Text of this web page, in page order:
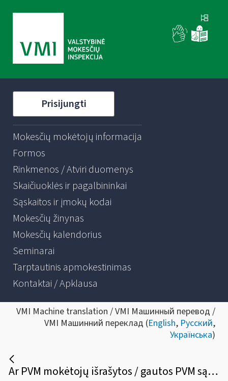
Prisijungti
Mokesčių mokėtojų informacija
Formos
Rinkmenos / Atviri duomenys
Skaičiuoklės ir pagalbininkai
Sąskaitos ir įmokų kodai
Mokesčių žinynas
Mokesčių kalendorius
Seminarai
Tarptautinis apmokestinimas
Kontaktai / Apklausa
VMI Machine translation / VMI Машинный перевод /
VMI Машинний переклад (English, Русский,
Українська)
Ar PVM mokėtojų išrašytos / gautos PVM sąskaitos faktūros iš i.SAF bus perkeltos į i.APS, ar reikės dar kartą iš naujo patiems suvesti į i.APS?